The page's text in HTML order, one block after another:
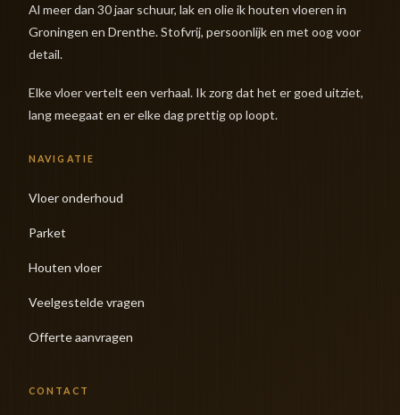
Al meer dan 30 jaar schuur, lak en olie ik houten vloeren in
Groningen en Drenthe. Stofvrij, persoonlijk en met oog voor
detail.
Elke vloer vertelt een verhaal. Ik zorg dat het er goed uitziet,
lang meegaat en er elke dag prettig op loopt.
NAVIGATIE
Vloer onderhoud
Parket
Houten vloer
Veelgestelde vragen
Offerte aanvragen
CONTACT